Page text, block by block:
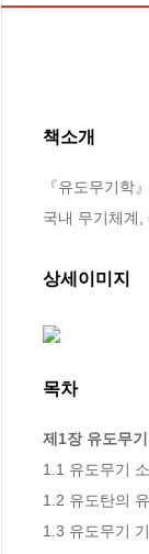
책소개
『유도무기학
국내 무기체계,
상세이미지
목차
제1장 유도무
1.1 유도무기
1.2 유도탄의
1.3 유도무기